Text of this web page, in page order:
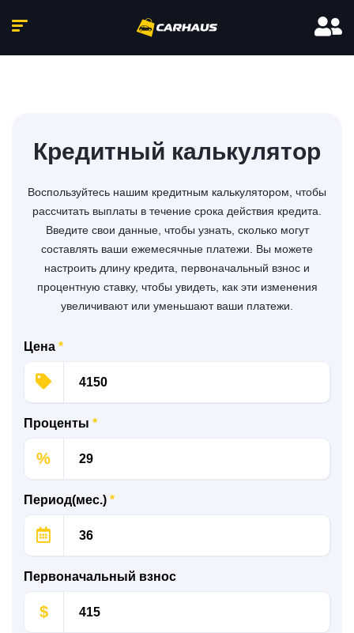
Кредитный калькулятор
Воспользуйтесь нашим кредитным калькулятором, чтобы
рассчитать выплаты в течение срока действия кредита.
Введите свои данные, чтобы узнать, сколько могут
составлять ваши ежемесячные платежи. Вы можете
настроить длину кредита, первоначальный взнос и
процентную ставку, чтобы увидеть, как эти изменения
увеличивают или уменьшают ваши платежи.
Цена *
Проценты *
%
Период(мес.) *
Первоначальный взнос
$